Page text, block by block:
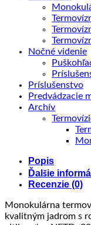
Nočné videnie
Príslušenstvo
Predvádzacie
Archív
Popis
Ďalšie
Recenzie (0)
Monokulárna
kvalitným jadrom s